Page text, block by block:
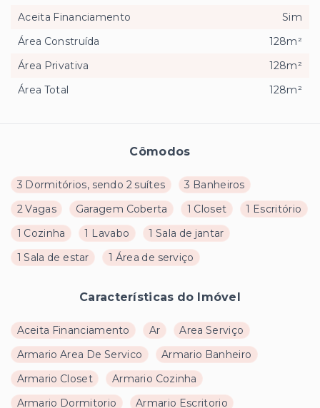
Cômodos
3 Dormitórios, sendo 2 suítes
3 Banheiros
2 Vagas
Garagem Coberta 1 Closet
1 Escritório
1 Cozinha
1 Lavabo
1 Sala de jantar
1 Sala de estar
1 Área de serviço
Características do Imóvel
Aceita Financiamento Ar
Area Serviço
Armario Area De Servico
Armario Banheiro
Armario Closet
Armario Cozinha
Armario Dormitorio
Armario Escritorio
Aceita Financiamento
Sim
Área Construída
128m²
Área Privativa
128m²
Área Total
128m²